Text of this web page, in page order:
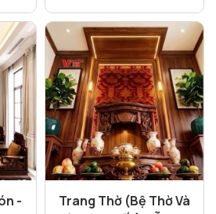
-
Trang Thờ (Bệ Thờ Và